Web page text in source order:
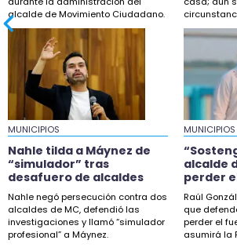
Maestros de la UPAV
adeudos salariales
18:32
Nahle tilda a Máynez de
desafuero de alcaldes
18:04
Taxistas de Xalapa
desaparición de Joel
16:50
Sheinbaum descarta
norte de Veracruz
15:27
alcalde de Movimiento Ciudadano.
MUNICIPIOS
Nahle tilda a Máynez de
“simulador” tras
desafuero de alcaldes
Nahle negó persecución contra dos
alcaldes de MC, defendió las
investigaciones y llamó “simulador
profesional” a Máynez.
MUNICIPIOS
alcalde
perder
Raúl
que
perder el
asumirá la